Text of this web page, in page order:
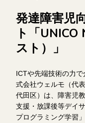
発達障害児
ト「
スト）」
ICTや先端技術の力
式会社ウェルモ（代
代田区）は、障害児
支援・放課後等デイ
プログラミング学習